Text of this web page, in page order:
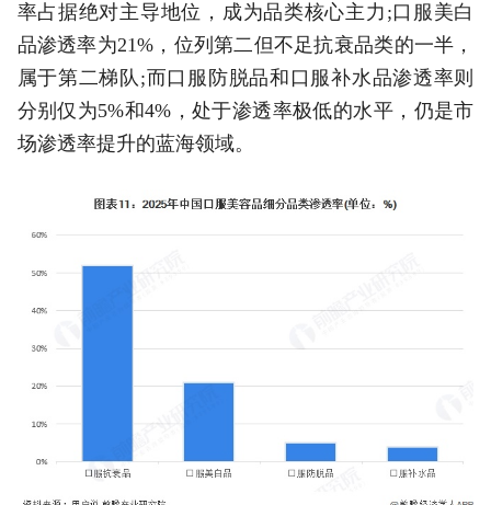
率占据绝对主导地位，成为品类核心主力;口服美白
品渗透率为21%，位列第二但不足抗衰品类的一半，
属于第二梯队;而口服防脱品和口服补水品渗透率则
分别仅为5%和4%，处于渗透率极低的水平，仍是市
场渗透率提升的蓝海领域。